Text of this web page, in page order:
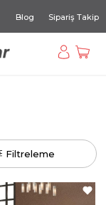
Blog Sipariş Takip
Filtreleme